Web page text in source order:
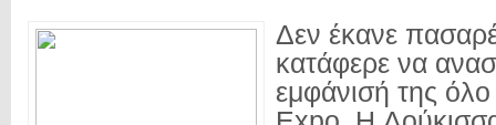
Δεν έκανε
κατάφερε να
εμφάνισή της